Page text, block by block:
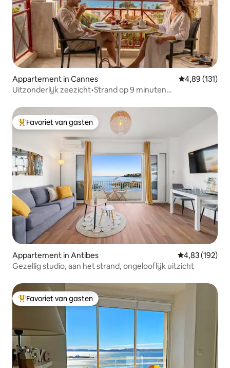
Appartement in Cannes Gemiddelde
4,89 (131)
Uitzonderlijk zeezicht•Strand op 9 minuten
Topfavoriet van gasten
Favoriet van gasten
Appartement in Antibes Gemiddelde
4,83 (192)
Gezellig studio, aan het strand, ongelooflijk uitzicht
Topfavoriet van gasten
Favoriet van gasten